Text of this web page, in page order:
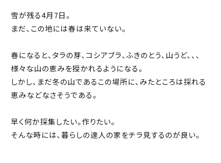
雪が残る4月7日。
まだ、この地には春は来ていない。
春になると、タラの芽、コシアブラ、ふきのとう、山うど、、、
様々な山の恵みを授かれるようになる。
しかし、まだ冬の山であるこの場所に、みたところは採れる
恵みなどなさそうである。
早く何か採集したい。作りたい。
そんな時には、暮らしの達人の家をチラ見するのが良い。